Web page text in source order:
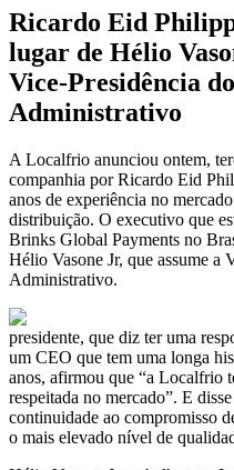
Ricardo Eid
lugar de Hélio
Vice-Presidência
Administrativo
A Localfrio anunciou ontem,
companhia por Ricardo Eid
anos de experiência no
distribuição. O executivo que
Brinks Global Payments no
Hélio Vasone Jr, que assume a
Administrativo.
presidente, que diz ter uma
um CEO que tem uma longa
anos, afirmou que “a Localfrio
respeitada no mercado”. E
continuidade ao compromisso
o mais elevado nível de